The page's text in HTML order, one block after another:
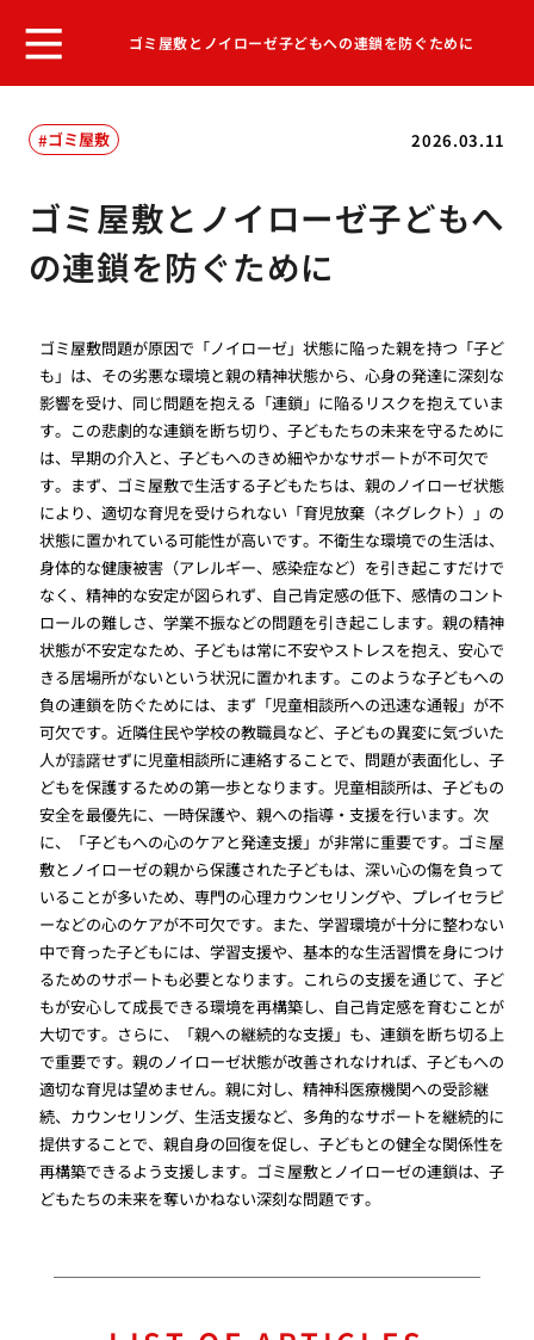
ゴミ屋敷とノイローゼ子どもへの連鎖を防ぐために
2026.03.11
ゴミ屋敷
ゴミ屋敷とノイローゼ子どもへ
の連鎖を防ぐために
ゴミ屋敷問題が原因で「ノイローゼ」状態に陥った親を持つ「子ど
も」は、その劣悪な環境と親の精神状態から、心身の発達に深刻な
影響を受け、同じ問題を抱える「連鎖」に陥るリスクを抱えていま
す。この悲劇的な連鎖を断ち切り、子どもたちの未来を守るために
は、早期の介入と、子どもへのきめ細やかなサポートが不可欠で
す。まず、ゴミ屋敷で生活する子どもたちは、親のノイローゼ状態
により、適切な育児を受けられない「育児放棄（ネグレクト）」の
状態に置かれている可能性が高いです。不衛生な環境での生活は、
身体的な健康被害（アレルギー、感染症など）を引き起こすだけで
なく、精神的な安定が図られず、自己肯定感の低下、感情のコント
ロールの難しさ、学業不振などの問題を引き起こします。親の精神
状態が不安定なため、子どもは常に不安やストレスを抱え、安心で
きる居場所がないという状況に置かれます。このような子どもへの
負の連鎖を防ぐためには、まず「児童相談所への迅速な通報」が不
可欠です。近隣住民や学校の教職員など、子どもの異変に気づいた
人が躊躇せずに児童相談所に連絡することで、問題が表面化し、子
どもを保護するための第一歩となります。児童相談所は、子どもの
安全を最優先に、一時保護や、親への指導・支援を行います。次
に、「子どもへの心のケアと発達支援」が非常に重要です。ゴミ屋
敷とノイローゼの親から保護された子どもは、深い心の傷を負って
いることが多いため、専門の心理カウンセリングや、プレイセラピ
ーなどの心のケアが不可欠です。また、学習環境が十分に整わない
中で育った子どもには、学習支援や、基本的な生活習慣を身につけ
るためのサポートも必要となります。これらの支援を通じて、子ど
もが安心して成長できる環境を再構築し、自己肯定感を育むことが
大切です。さらに、「親への継続的な支援」も、連鎖を断ち切る上
で重要です。親のノイローゼ状態が改善されなければ、子どもへの
適切な育児は望めません。親に対し、精神科医療機関への受診継
続、カウンセリング、生活支援など、多角的なサポートを継続的に
提供することで、親自身の回復を促し、子どもとの健全な関係性を
再構築できるよう支援します。ゴミ屋敷とノイローゼの連鎖は、子
どもたちの未来を奪いかねない深刻な問題です。